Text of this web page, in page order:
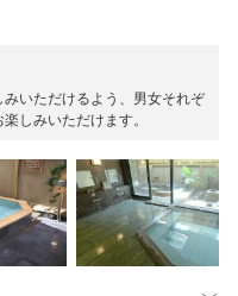
いただけるよう、男女それぞ
しみいただけます。